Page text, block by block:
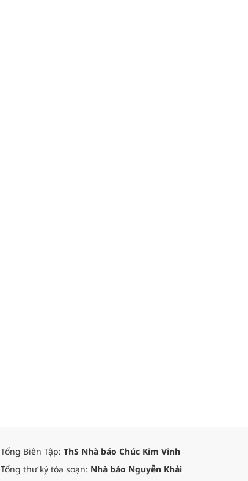
Tổng Biên Tập: ThS Nhà báo Chúc Kim Vinh
Tổng thư ký tòa soạn: Nhà báo Nguyễn Khải